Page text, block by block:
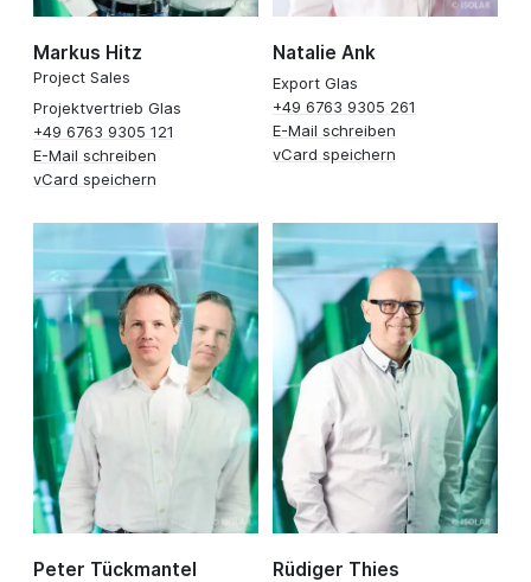
Markus Hitz
Project Sales
Projektvertrieb Glas
+49 6763 9305 121
E-Mail schreiben
vCard speichern
Natalie Ank
Export Glas
+49 6763 9305 261
E-Mail schreiben
vCard speichern
Peter Tückmantel Rüdiger Thies